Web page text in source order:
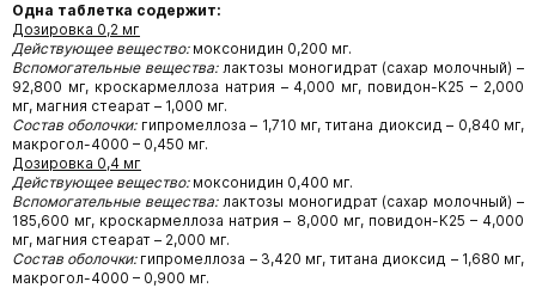
Одна таблетка содержит:
Дозировка 0,2 мг
Действующее вещество:моксонидин 0,200 мг.
Вспомогательные вещества:лактозы моногидрат (сахар молочный) –
92,800 мг, кроскармеллоза натрия – 4,000 мг, повидон-К25 – 2,000
мг, магния стеарат – 1,000 мг.
Состав оболочки:гипромеллоза – 1,710 мг, титана диоксид – 0,840 мг,
макрогол-4000 – 0,450 мг.
Дозировка 0,4 мг
Действующее вещество:моксонидин 0,400 мг.
Вспомогательные вещества:лактозы моногидрат (сахар молочный) –
185,600 мг, кроскармеллоза натрия – 8,000 мг, повидон-К25 – 4,000
мг, магния стеарат – 2,000 мг.
Состав оболочки:гипромеллоза – 3,420 мг, титана диоксид – 1,680 мг,
макрогол-4000 – 0,900 мг.